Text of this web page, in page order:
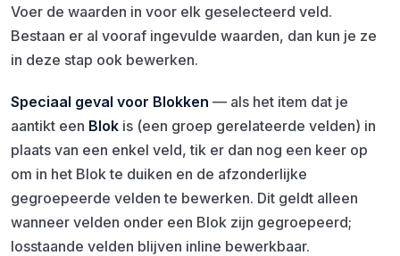
Voer de waarden in voor elk geselecteerd veld.
Bestaan er al vooraf ingevulde waarden, dan kun je ze
in deze stap ook bewerken.
Speciaal geval voor Blokken — als het item dat je
aantikt een Blok is (een groep gerelateerde velden) in
plaats van een enkel veld, tik er dan nog een keer op
om in het Blok te duiken en de afzonderlijke
gegroepeerde velden te bewerken. Dit geldt alleen
wanneer velden onder een Blok zijn gegroepeerd;
losstaande velden blijven inline bewerkbaar.